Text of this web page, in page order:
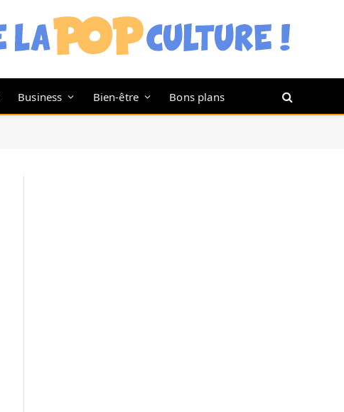
Business Bien-être Bons plans